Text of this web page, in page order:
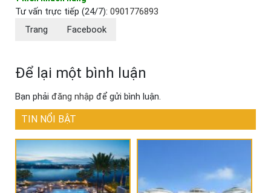
Tư vấn trực tiếp (24/7): 0901776893
Trang
Facebook
Để lại một bình luận
Bạn phải đăng nhập để gửi bình luận.
TIN NỔI BẬT